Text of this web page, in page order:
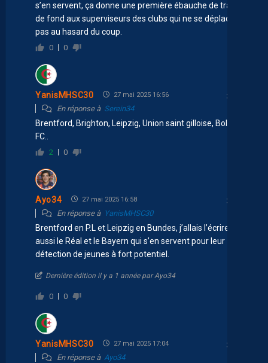
s’en servent, ça donne une première ébauche de travail
de fond aux superviseurs des clubs qui ne se déplacent
pas au hasard du coup.
0 0
YanisMHSC30 27 mai 2025 16:56
En réponse à Serein34
Brentford, Brighton, Leipzig, Union saint gilloise, Bologne
FC..
2 0
Ayo34 27 mai 2025 16:58
En réponse à YanisMHSC30
Brentford en P.L et Leipzig en Bundes, j’allais l’écrire, t’as
aussi le Réal et le Bayern qui s’en servent pour leur
détection de jeunes à fort potentiel.
Dernière édition il y a 1 année par Ayo34
0 0
YanisMHSC30 27 mai 2025 17:04
En réponse à Ayo34